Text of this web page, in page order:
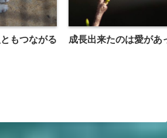
もつながる 成長出来たのは愛があ